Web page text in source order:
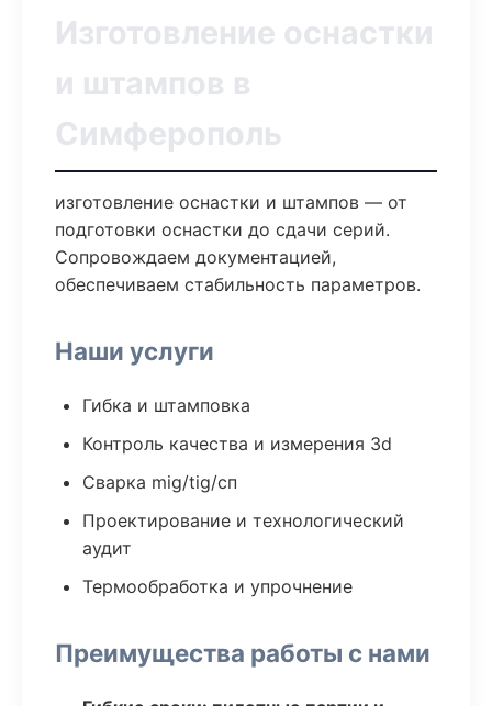
Изготовление оснастки
и штампов в
Симферополь
изготовление оснастки и штампов — от
подготовки оснастки до сдачи серий.
Сопровождаем документацией,
обеспечиваем стабильность параметров.
Наши услуги
Гибка и штамповка
Контроль качества и измерения 3d
Сварка mig/tig/сп
Проектирование и технологический
аудит
Термообработка и упрочнение
Преимущества работы с нами